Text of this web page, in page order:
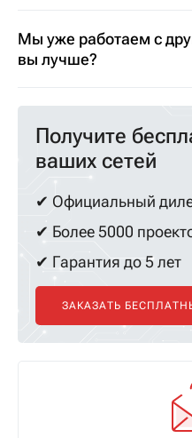
Мы уже работаем с
вы лучше?
Получите
ваших сетей
✔ Официальный
✔ Более 5000
✔ Гарантия до 5 лет
ЗАКАЗАТЬ